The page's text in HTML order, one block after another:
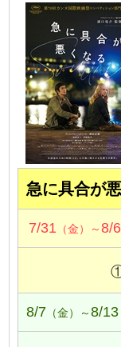
急に具合が
7/31 （金）～8/6
8/7 （金）～8/13